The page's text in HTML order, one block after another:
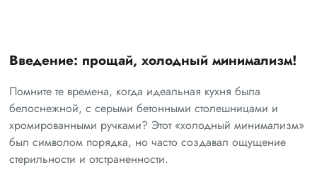
Введение: прощай, холодный минимализм!
Помните те времена, когда идеальная кухня была
белоснежной, с серыми бетонными столешницами и
хромированными ручками? Этот «холодный минимализм»
был символом порядка, но часто создавал ощущение
стерильности и отстраненности.